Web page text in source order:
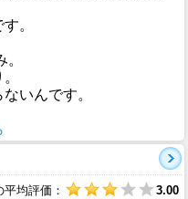
。
いんです。
均評価： 3.00